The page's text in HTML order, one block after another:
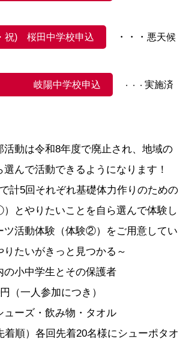
祝) 桜田中学校申込 ・・・ 悪天候
） 岐陽中学校申込 ・・・ 実施済
活動は令和8年度で廃止され、地域の
んで活動できるようになります！
計5回それぞれ基礎体力作りのための
とやりたいことを自ら選んで体験し
ツ活動体験（体験②）をご用意してい
りたいがきっと見つかる～
の小中学生とその保護者
（一人参加につき）
ューズ・飲み物・タオル
順）各回先着20名様にシューポタオ